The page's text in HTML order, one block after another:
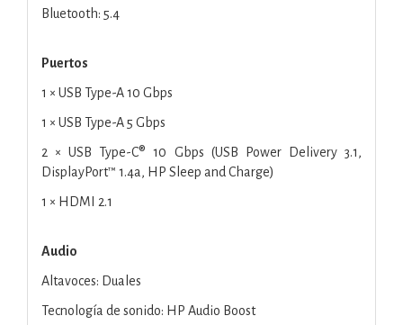
Bluetooth: 5.4
Puertos
1 × USB Type-A 10 Gbps
1 × USB Type-A 5 Gbps
2 × USB Type-C® 10 Gbps (USB Power Delivery 3.1,
DisplayPort™ 1.4a, HP Sleep and Charge)
1 × HDMI 2.1
Audio
Altavoces: Duales
Tecnología de sonido: HP Audio Boost